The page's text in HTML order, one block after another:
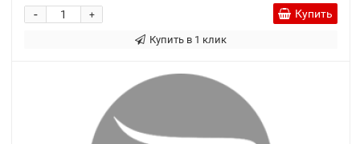
+
- Купить
Купить в 1 клик